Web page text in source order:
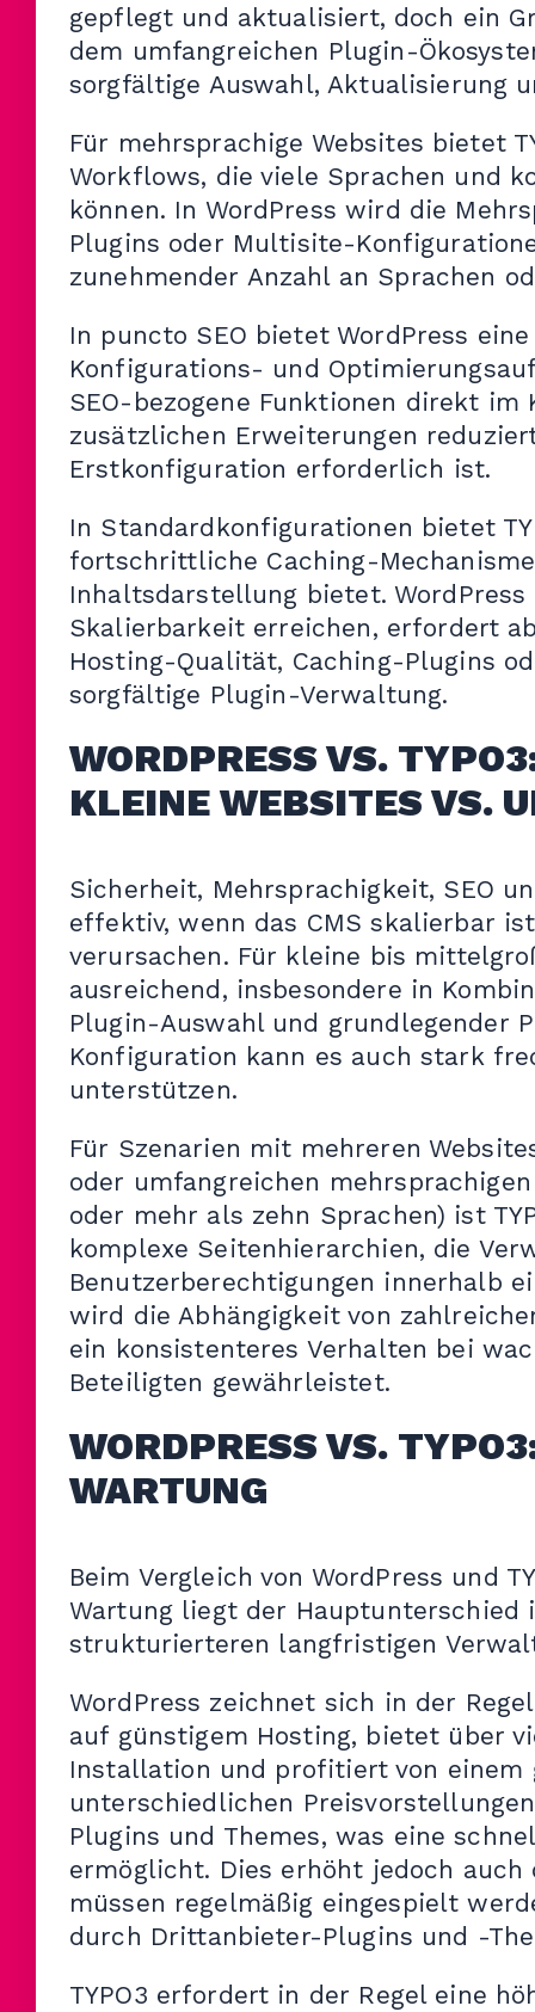
gepflegt und aktualisiert, doch ein
dem umfangreichen Plugin-
sorgfältige Auswahl, Aktualisierung
Für mehrsprachige Websites bietet
Workflows, die viele Sprachen und
können. In WordPress wird die
Plugins oder Multisite-
zunehmender Anzahl an Sprachen
In puncto SEO bietet WordPress
Konfigurations- und
SEO-bezogene Funktionen direkt
zusätzlichen Erweiterungen
Erstkonfiguration erforderlich ist.
In Standardkonfigurationen bietet
fortschrittliche Caching-
Inhaltsdarstellung bietet.
Skalierbarkeit erreichen, erfordert
Hosting-Qualität, Caching-Plugins
sorgfältige Plugin-Verwaltung.
WORDPRESS VS.
KLEINE WEBSITES VS.
Sicherheit, Mehrsprachigkeit, SEO
effektiv, wenn das CMS skalierbar
verursachen. Für kleine bis
ausreichend, insbesondere in
Plugin-Auswahl und grundlegender
Konfiguration kann es auch stark
unterstützen.
Für Szenarien mit mehreren
oder umfangreichen
oder mehr als zehn Sprachen) ist
komplexe Seitenhierarchien, die
Benutzerberechtigungen innerhalb
wird die Abhängigkeit von
ein konsistenteres Verhalten bei
Beteiligten gewährleistet.
WORDPRESS VS.
WARTUNG
Beim Vergleich von WordPress und
Wartung liegt der Hauptunterschied
strukturierteren langfristigen
WordPress zeichnet sich in der
auf günstigem Hosting, bietet über
Installation und profitiert von
unterschiedlichen
Plugins und Themes, was eine
ermöglicht. Dies erhöht jedoch
müssen regelmäßig eingespielt
durch Drittanbieter-Plugins und -
TYPO3 erfordert in der Regel eine